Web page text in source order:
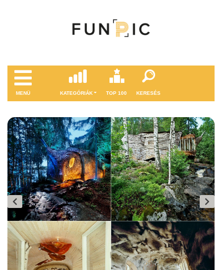
MENÜ KATEGÓRIÁK TOP 100 KERESÉS